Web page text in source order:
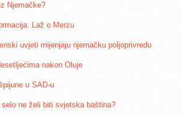
Njemačke?
Laž o Merzu
uvjeti mijenjaju njemačku poljoprivredu
nakon Oluje
u SAD-u
ne želi biti svjetska baština?